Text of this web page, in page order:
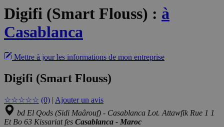
Digifi (Smart Flouss) : à
Casablanca
Mettre à jour les informations de mon entreprise
Digifi (Smart Flouss)
☆☆☆☆☆ (0) | Ajouter un avis
bd El Qods (Sidi Maârouf) - Casablanca Lot. Attawfik Rue 1 1
Et Bo 63 Kissariat fes Casablanca - Maroc